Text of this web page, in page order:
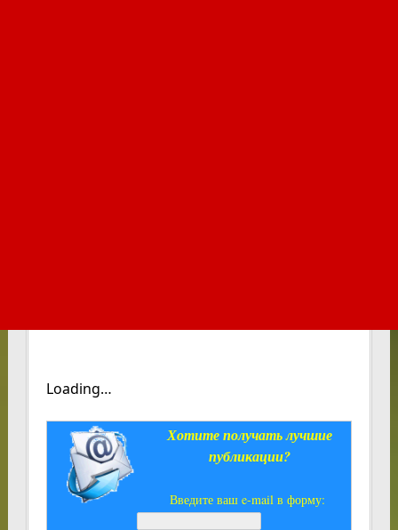
Loading…
Хотите получать лучшие
публикации?
Введите ваш e-mail в форму: